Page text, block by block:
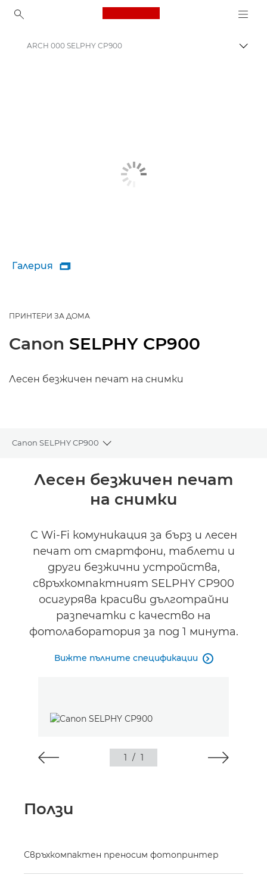
Canon Logo, back to
ARCH 000 SELPHY CP900
Галерия 
ПРИНТЕРИ ЗА ДОМА
Canon SELPHY CP900
Лесен безжичен печат на снимки
Canon SELPHY CP900
Toggle breadcrumbs
ПрегледЛесен безжичен печат
на снимки
С Wi-Fi комуникация за бърз и лесен
печат от смартфони, таблети и
други безжични устройства,
свръхкомпактният SELPHY CP900
осигурява красиви дълготрайни
разпечатки с качество на
фотолаборатория за под 1 минута.
Вижте пълните спецификации 
1 / 1
Ползи
Свръхкомпактен преносим фотопринтер